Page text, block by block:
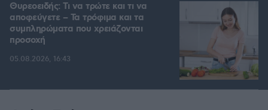
Θυρεοειδής: Τι να τρώτε και τι να
αποφεύγετε – Τα τρόφιμα και τα
συμπληρώματα που χρειάζονται
προσοχή
05.08.2026, 16:43